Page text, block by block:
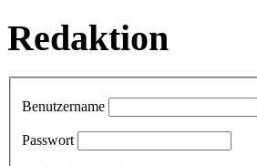
Redaktion
Benutzername
Passwort